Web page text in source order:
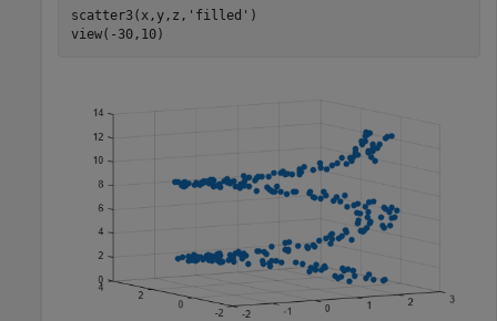
scatter3(x,y,z, 'filled' )
view(-30,10)